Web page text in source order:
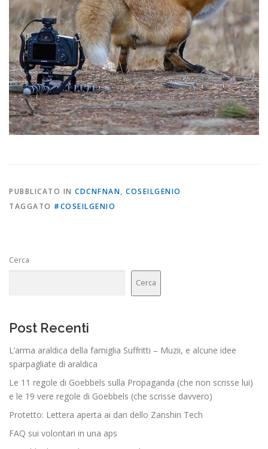
PUBBLICATO IN CDCNFNAN, COSEILGENIO
TAGGATO #COSEILGENIO
Cerca
Cerca
Post Recenti
L’arma araldica della famiglia Suffritti – Muzii, e alcune idee
sparpagliate di araldica
Le 11 regole di Goebbels sulla Propaganda (che non scrisse lui)
e le 19 vere regole di Goebbels (che scrisse davvero)
Protetto: Lettera aperta ai dan dello Zanshin Tech
FAQ sui volontari in una aps